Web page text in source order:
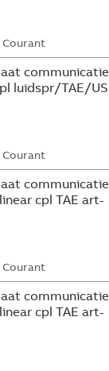
luidspr/TAE/
cpl TAE art-
cpl TAE art-